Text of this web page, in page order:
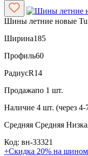
Шины летние новые
Ширина185
Профиль60
РадиусR14
Продажапо 1 шт.
Наличие 4 шт. (через 4-
Средняя Средняя
Код: вн-33321
+Скидка 20% на